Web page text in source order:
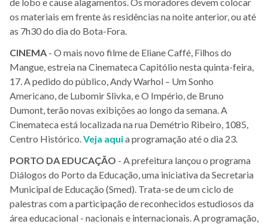
os materiais em frente às residências na noite anterior, ou até
as 7h30 do dia do Bota-Fora.
CINEMA - O mais novo filme de Eliane Caffé, Filhos do
Mangue, estreia na Cinemateca Capitólio nesta quinta-feira,
17. A pedido do público, Andy Warhol – Um Sonho
Americano, de Lubomir Slivka, e O Império, de Bruno
Dumont, terão novas exibições ao longo da semana. A
Cinemateca está localizada na rua Demétrio Ribeiro, 1085,
Centro Histórico. Veja aquia programação até o dia 23.
PORTO DA EDUCAÇÃO - A prefeitura lançou o programa
Diálogos do Porto da Educação, uma iniciativa da Secretaria
Municipal de Educação (Smed). Trata-se de um ciclo de
palestras com a participação de reconhecidos estudiosos da
área educacional - nacionais e internacionais. A programação,